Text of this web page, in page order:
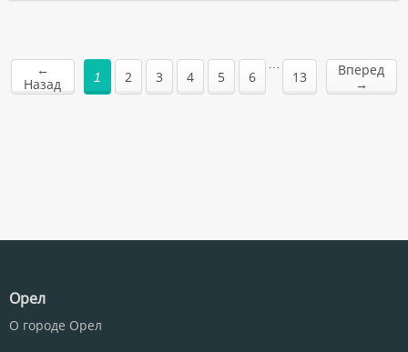
←
Назад
1 2 3 4 5 6
…
13
Вперед
→
Орел
О городе Орел